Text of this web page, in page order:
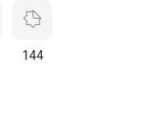
144